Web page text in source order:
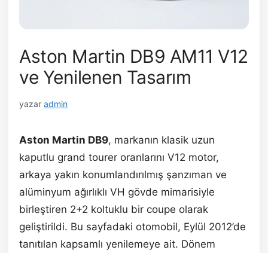
Aston Martin DB9 AM11 V12
ve Yenilenen Tasarım
yazar admin
Aston Martin DB9, markanın klasik uzun
kaputlu grand tourer oranlarını V12 motor,
arkaya yakın konumlandırılmış şanzıman ve
alüminyum ağırlıklı VH gövde mimarisiyle
birleştiren 2+2 koltuklu bir coupe olarak
geliştirildi. Bu sayfadaki otomobil, Eylül 2012’de
tanıtılan kapsamlı yenilemeye ait. Dönem